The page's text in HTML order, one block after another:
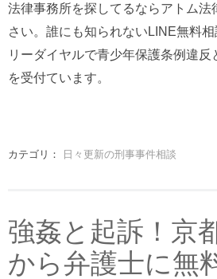
法律事務所を探してるならアトム法
さい。誰にも知られないLINE無料
リーダイヤルで青少年保護条例違
を受付ています。
カテゴリ： 日々更新の刑事事件相談
強姦と起訴！京
から弁護士に無